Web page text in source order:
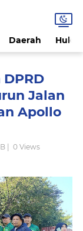
Daerah
Jalan
Apollo
| 0 Views